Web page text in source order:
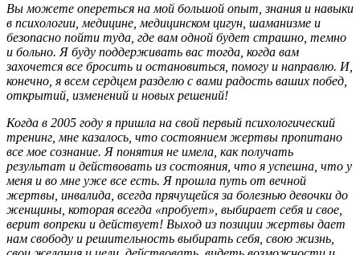
Вы можете опереться на мой большой опыт, знания и навыки
в психологии, медицине, медицинском цигун, шаманизме и
безопасно пойти туда, где вам одной будет страшно, темно
и больно. Я буду поддерживать вас тогда, когда вам
захочется все бросить и остановиться, помогу и направлю. И,
конечно, я всем сердцем разделю с вами радость ваших побед,
открытий, изменений и новых решений!
Когда в 2005 году я пришла на свой первый психологический
тренинг, мне казалось, что состоянием жертвы пропитано
все мое сознание. Я понятия не имела, как получать
результат и действовать из состояния, что я успешна, что у
меня и во мне уже все есть. Я прошла путь от вечной
жертвы, инвалида, всегда прячущейся за болезнью девочки до
женщины, которая всегда «пробует», выбирает себя и свое,
верит вопреки и действует! Выход из позиции жертвы дает
нам свободу и решительность выбирать себя, свою жизнь,